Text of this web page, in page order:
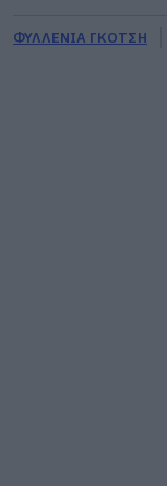
ΦΥΛΛΕΝΙΑ ΓΚΟΤΣΗ